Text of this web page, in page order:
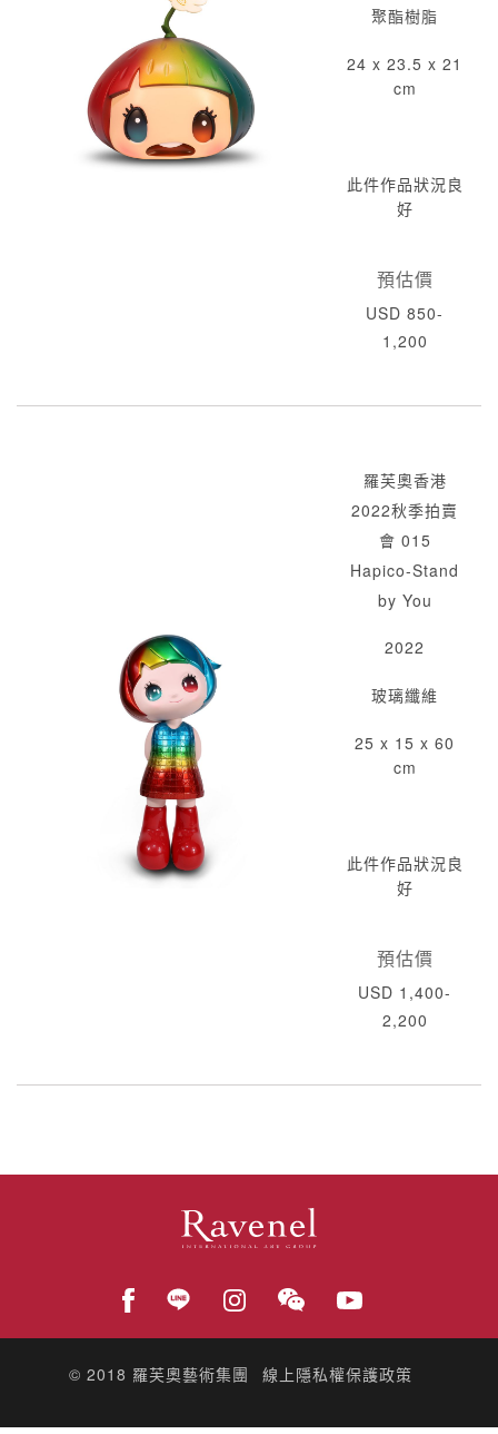
聚酯樹脂
24 x 23.5 x 21
cm
此件作品狀況良
好
預估價
USD 850-
1,200
羅芙奧香港
2022秋季拍賣
會 015
Hapico-Stand
by You
2022
玻璃纖維
25 x 15 x 60
cm
此件作品狀況良
好
預估價
USD 1,400-
2,200
© 2018 羅芙奧藝術集團 線上隱私權保護政策